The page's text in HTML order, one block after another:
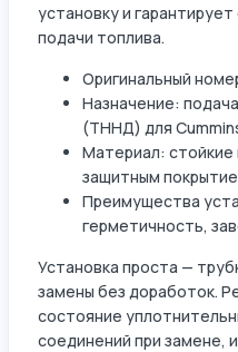
установку и
подачи топлива.
Оригинальный
Назначение:
(ТННД) для
Материал: стойкие
защитным
Преимущества
герметичность,
Установка проста —
замены без доработок.
состояние
соединений при замене,